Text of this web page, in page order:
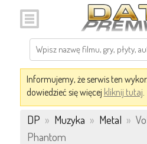
Informujemy, że serwis ten
dowiedzieć się więcej kliknij tutaj.
DP » Muzyka » Metal »
Phantom